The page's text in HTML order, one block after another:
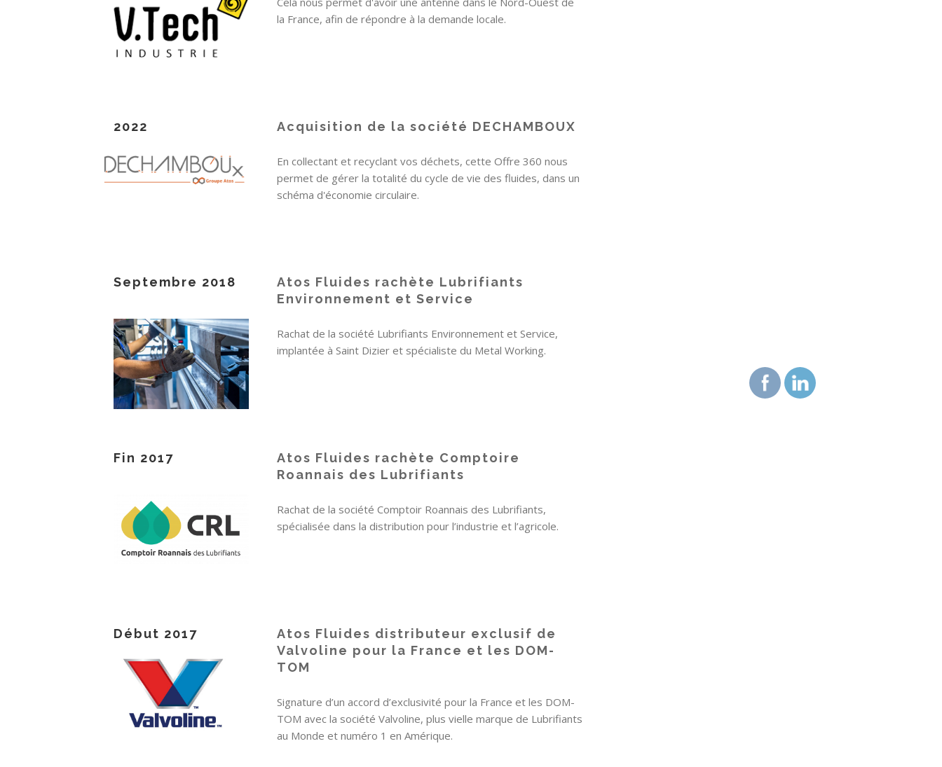
la France, afin de répondre à la demande locale.
2022 Acquisition de la société DECHAMBOUX
En collectant et recyclant vos déchets, cette Offre 360 nous
permet de gérer la totalité du cycle de vie des fluides, dans un
schéma d'économie circulaire.
Septembre 2018
Atos Fluides rachète Lubrifiants
Environnement et Service
Rachat de la société Lubrifiants Environnement et Service,
implantée à Saint Dizier et spécialiste du Metal Working.
Fin 2017
Atos Fluides rachète Comptoire
Roannais des Lubrifiants
Rachat de la société Comptoir Roannais des Lubrifiants,
spécialisée dans la distribution pour l’industrie et l’agricole.
Début 2017
Atos Fluides distributeur exclusif de
Valvoline pour la France et les DOM-
TOM
Signature d’un accord d’exclusivité pour la France et les DOM-
TOM avec la société Valvoline, plus vielle marque de Lubrifiants
au Monde et numéro 1 en Amérique.